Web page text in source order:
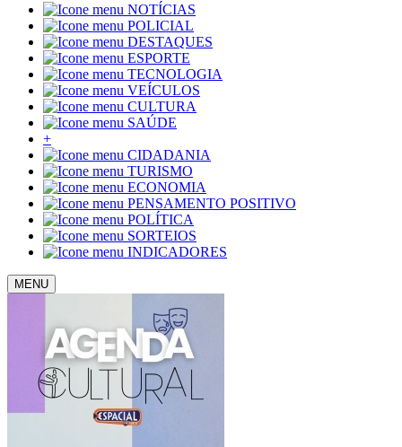
NOTÍCIAS
POLICIAL
DESTAQUES
ESPORTE
TECNOLOGIA
VEÍCULOS
CULTURA
SAÚDE
+
CIDADANIA
TURISMO
ECONOMIA
PENSAMENTO POSITIVO
POLÍTICA
SORTEIOS
INDICADORES
MENU